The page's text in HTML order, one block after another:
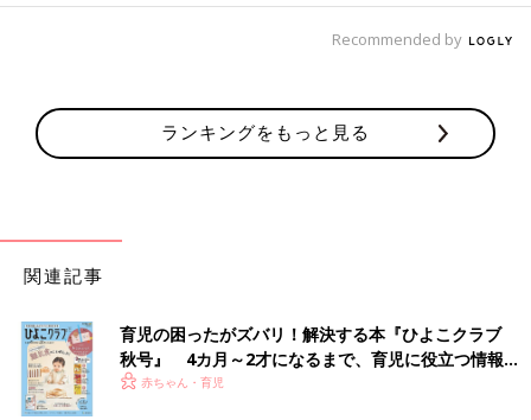
Recommended by
ランキングをもっと見る
関連記事
育児の困ったがズバリ！解決する本『ひよこクラブ
秋号』 4カ月～2才になるまで、育児に役立つ情報が
いっぱい！
赤ちゃん・育児